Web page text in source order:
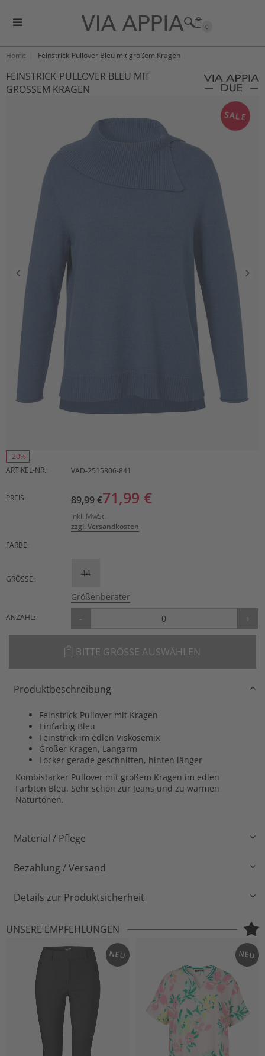
0
Home Feinstrick-Pullover Bleu mit großem Kragen
FEINSTRICK-PULLOVER BLEU MIT
GROSSEM KRAGEN
SALE
-20%
ARTIKEL-NR.:
VAD-2515806-841
PREIS: 89,99 €71,99 €
inkl. MwSt.
zzgl. Versandkosten
FARBE:
GRÖSSE:
44
Größenberater
ANZAHL: - +
BITTE GRÖSSE AUSWÄHLEN
Produktbeschreibung
Feinstrick-Pullover mit Kragen
Einfarbig Bleu
Feinstrick im edlen Viskosemix
Großer Kragen, Langarm
Locker gerade geschnitten, hinten länger
Kombistarker Pullover mit großem Kragen im edlen
Farbton Bleu. Sehr schön zur Jeans und zu warmen
Naturtönen.
Material / Pflege
Bezahlung / Versand
Details zur Produktsicherheit
UNSERE EMPFEHLUNGEN
NEU NEU